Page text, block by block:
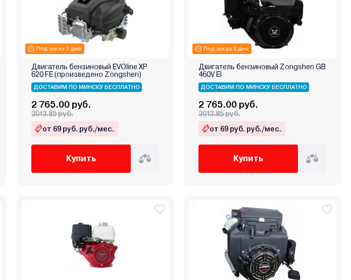
Под заказ 3 дня
Двигатель бензиновый EVOline XP
620 FE (произведено Zongshen)
ДОСТАВИМ ПО МИНСКУ БЕСПЛАТНО
2 765.00 руб.
3013.85 руб.
от 69 руб. руб./мес.
Купить
Под заказ 3 дня
Двигатель бензиновый Zongshen GB
460V EI
ДОСТАВИМ ПО МИНСКУ БЕСПЛАТНО
2 765.00 руб.
3013.85 руб.
от 69 руб. руб./мес.
Купить